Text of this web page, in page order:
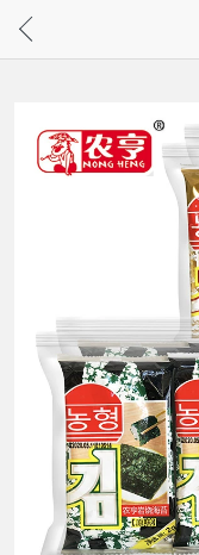
请通过微信或支付宝